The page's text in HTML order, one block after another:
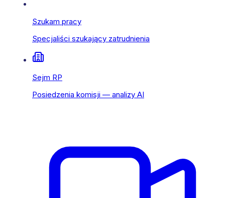
Szukam pracy
Specjaliści szukający zatrudnienia
Sejm RP
Posiedzenia komisji — analizy AI